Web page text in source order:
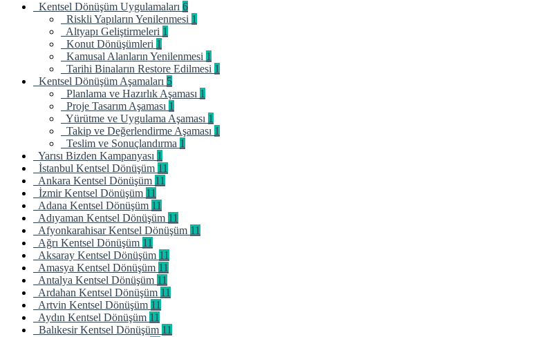
Kentsel Dönüşüm Uygulamaları 6
Riskli Yapıların Yenilenmesi 1
Altyapı Geliştirmeleri 1
Konut Dönüşümleri 1
Kamusal Alanların Yenilenmesi 1
Tarihi Binaların Restore Edilmesi 1
Kentsel Dönüşüm Aşamaları 5
Planlama ve Hazırlık Aşaması 1
Proje Tasarım Aşaması 1
Yürütme ve Uygulama Aşaması 1
Takip ve Değerlendirme Aşaması 1
Teslim ve Sonuçlandırma 1
Yarısı Bizden Kampanyası 1
İstanbul Kentsel Dönüşüm 11
Ankara Kentsel Dönüşüm 11
İzmir Kentsel Dönüşüm 11
Adana Kentsel Dönüşüm 11
Adıyaman Kentsel Dönüşüm 11
Afyonkarahisar Kentsel Dönüşüm 11
Ağrı Kentsel Dönüşüm 11
Aksaray Kentsel Dönüşüm 11
Amasya Kentsel Dönüşüm 11
Antalya Kentsel Dönüşüm 11
Ardahan Kentsel Dönüşüm 11
Artvin Kentsel Dönüşüm 11
Aydın Kentsel Dönüşüm 11
Balıkesir Kentsel Dönüşüm 11